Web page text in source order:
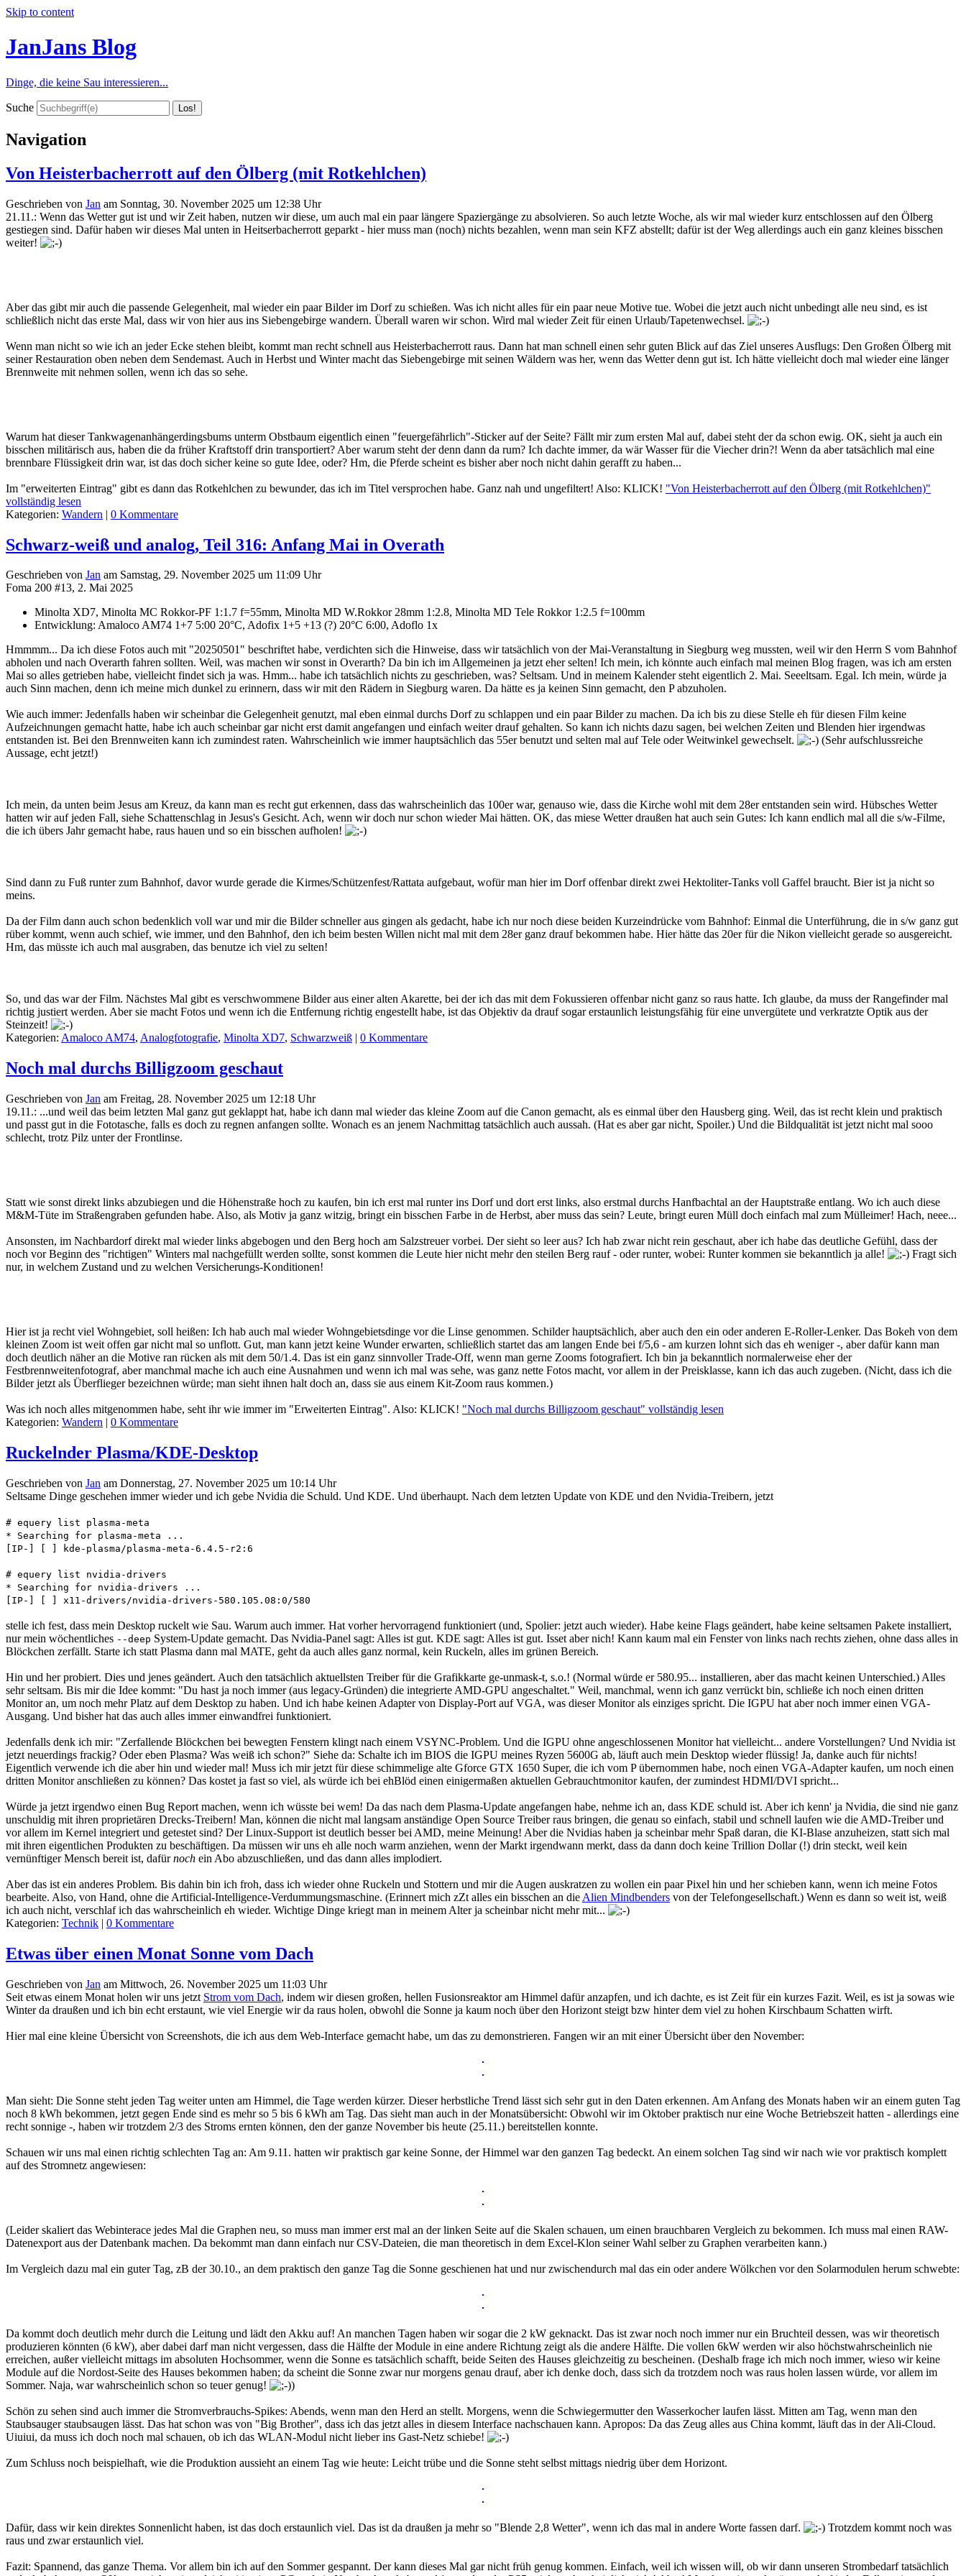
Skip to content
JanJans Blog
Dinge, die keine Sau interessieren...
Suche
Navigation
Von Heisterbacherrott auf den Ölberg (mit Rotkehlchen)
Geschrieben von Jan am Sonntag, 30. November 2025 um 12:38 Uhr
21.11.: Wenn das Wetter gut ist und wir Zeit haben, nutzen wir diese, um auch mal ein paar längere Spaziergänge zu absolvieren. So auch letzte Woche, als wir mal wieder kurz entschlossen auf den Ölberg
gestiegen sind. Dafür haben wir dieses Mal unten in Heitserbacherrott geparkt - hier muss man (noch) nichts bezahlen, wenn man sein KFZ abstellt; dafür ist der Weg allerdings auch ein ganz kleines bisschen
weiter!
Aber das gibt mir auch die passende Gelegenheit, mal wieder ein paar Bilder im Dorf zu schießen. Was ich nicht alles für ein paar neue Motive tue. Wobei die jetzt auch nicht unbedingt alle neu sind, es ist
schließlich nicht das erste Mal, dass wir von hier aus ins Siebengebirge wandern. Überall waren wir schon. Wird mal wieder Zeit für einen Urlaub/Tapetenwechsel.
Wenn man nicht so wie ich an jeder Ecke stehen bleibt, kommt man recht schnell aus Heisterbacherrott raus. Dann hat man schnell einen sehr guten Blick auf das Ziel unseres Ausflugs: Den Großen Ölberg mit
seiner Restauration oben neben dem Sendemast. Auch in Herbst und Winter macht das Siebengebirge mit seinen Wäldern was her, wenn das Wetter denn gut ist. Ich hätte vielleicht doch mal wieder eine länger
Brennweite mit nehmen sollen, wenn ich das so sehe.
Warum hat dieser Tankwagenanhängerdingsbums unterm Obstbaum eigentlich einen "feuergefährlich"-Sticker auf der Seite? Fällt mir zum ersten Mal auf, dabei steht der da schon ewig. OK, sieht ja auch ein
bisschen militärisch aus, haben die da früher Kraftstoff drin transportiert? Aber warum steht der denn dann da rum? Ich dachte immer, da wär Wasser für die Viecher drin?! Wenn da aber tatsächlich mal eine
brennbare Flüssigkeit drin war, ist das doch sicher keine so gute Idee, oder? Hm, die Pferde scheint es bisher aber noch nicht dahin gerafft zu haben...
Im "erweiterten Eintrag" gibt es dann das Rotkehlchen zu bewunder, das ich im Titel versprochen habe. Ganz nah und ungefiltert! Also: KLICK! "Von Heisterbacherrott auf den Ölberg (mit Rotkehlchen)"
vollständig lesen
Kategorien: Wandern | 0 Kommentare
Schwarz-weiß und analog, Teil 316: Anfang Mai in Overath
Geschrieben von Jan am Samstag, 29. November 2025 um 11:09 Uhr
Foma 200 #13, 2. Mai 2025
Minolta XD7, Minolta MC Rokkor-PF 1:1.7 f=55mm, Minolta MD W.Rokkor 28mm 1:2.8, Minolta MD Tele Rokkor 1:2.5 f=100mm
Entwicklung: Amaloco AM74 1+7 5:00 20°C, Adofix 1+5 +13 (?) 20°C 6:00, Adoflo 1x
Hmmmm... Da ich diese Fotos auch mit "20250501" beschriftet habe, verdichten sich die Hinweise, dass wir tatsächlich von der Mai-Veranstaltung in Siegburg weg mussten, weil wir den Herrn S vom Bahnhof
abholen und nach Overarth fahren sollten. Weil, was machen wir sonst in Overarth? Da bin ich im Allgemeinen ja jetzt eher selten! Ich mein, ich könnte auch einfach mal meinen Blog fragen, was ich am ersten
Mai so alles getrieben habe, vielleicht findet sich ja was. Hmm... habe ich tatsächlich nichts zu geschrieben, was? Seltsam. Und in meinem Kalender steht eigentlich 2. Mai. Seeeltsam. Egal. Ich mein, würde ja
auch Sinn machen, denn ich meine mich dunkel zu erinnern, dass wir mit den Rädern in Siegburg waren. Da hätte es ja keinen Sinn gemacht, den P abzuholen.
Wie auch immer: Jedenfalls haben wir scheinbar die Gelegenheit genutzt, mal eben einmal durchs Dorf zu schlappen und ein paar Bilder zu machen. Da ich bis zu diese Stelle eh für diesen Film keine
Aufzeichnungen gemacht hatte, habe ich auch scheinbar gar nicht erst damit angefangen und einfach weiter drauf gehalten. So kann ich nichts dazu sagen, bei welchen Zeiten und Blenden hier irgendwas
entstanden ist. Bei den Brennweiten kann ich zumindest raten. Wahrscheinlich wie immer hauptsächlich das 55er benutzt und selten mal auf Tele oder Weitwinkel gewechselt.
(Sehr aufschlussreiche
Aussage, echt jetzt!)
Ich mein, da unten beim Jesus am Kreuz, da kann man es recht gut erkennen, dass das wahrscheinlich das 100er war, genauso wie, dass die Kirche wohl mit dem 28er entstanden sein wird. Hübsches Wetter
hatten wir auf jeden Fall, siehe Schattenschlag in Jesus's Gesicht. Ach, wenn wir doch nur schon wieder Mai hätten. OK, das miese Wetter draußen hat auch sein Gutes: Ich kann endlich mal all die s/w-Filme,
die ich übers Jahr gemacht habe, raus hauen und so ein bisschen aufholen!
Sind dann zu Fuß runter zum Bahnhof, davor wurde gerade die Kirmes/Schützenfest/Rattata aufgebaut, wofür man hier im Dorf offenbar direkt zwei Hektoliter-Tanks voll Gaffel braucht. Bier ist ja nicht so
meins.
Da der Film dann auch schon bedenklich voll war und mir die Bilder schneller aus gingen als gedacht, habe ich nur noch diese beiden Kurzeindrücke vom Bahnhof: Einmal die Unterführung, die in s/w ganz gut
rüber kommt, wenn auch schief, wie immer, und den Bahnhof, den ich beim besten Willen nicht mal mit dem 28er ganz drauf bekommen habe. Hier hätte das 20er für die Nikon vielleicht gerade so ausgereicht.
Hm, das müsste ich auch mal ausgraben, das benutze ich viel zu selten!
So, und das war der Film. Nächstes Mal gibt es verschwommene Bilder aus einer alten Akarette, bei der ich das mit dem Fokussieren offenbar nicht ganz so raus hatte. Ich glaube, da muss der Rangefinder mal
richtig justiert werden. Aber sie macht Fotos und wenn ich die Entfernung richtig engestellt habe, ist das Objektiv da drauf sogar erstaunlich leistungsfähig für eine unvergütete und verkratzte Optik aus der
Steinzeit!
Kategorien: Amaloco AM74, Analogfotografie, Minolta XD7, Schwarzweiß | 0 Kommentare
Noch mal durchs Billigzoom geschaut
Geschrieben von Jan am Freitag, 28. November 2025 um 12:18 Uhr
19.11.: ...und weil das beim letzten Mal ganz gut geklappt hat, habe ich dann mal wieder das kleine Zoom auf die Canon gemacht, als es einmal über den Hausberg ging. Weil, das ist recht klein und praktisch
und passt gut in die Fototasche, falls es doch zu regnen anfangen sollte. Wonach es an jenem Nachmittag tatsächlich auch aussah. (Hat es aber gar nicht, Spoiler.) Und die Bildqualität ist jetzt nicht mal sooo
schlecht, trotz Pilz unter der Frontlinse.
Statt wie sonst direkt links abzubiegen und die Höhenstraße hoch zu kaufen, bin ich erst mal runter ins Dorf und dort erst links, also erstmal durchs Hanfbachtal an der Hauptstraße entlang. Wo ich auch diese
M&M-Tüte im Straßengraben gefunden habe. Also, als Motiv ja ganz witzig, bringt ein bisschen Farbe in de Herbst, aber muss das sein? Leute, bringt euren Müll doch einfach mal zum Mülleimer! Hach, neee...
Ansonsten, im Nachbardorf direkt mal wieder links abgebogen und den Berg hoch am Salzstreuer vorbei. Der sieht so leer aus? Ich hab zwar nicht rein geschaut, aber ich habe das deutliche Gefühl, dass der
noch vor Beginn des "richtigen" Winters mal nachgefüllt werden sollte, sonst kommen die Leute hier nicht mehr den steilen Berg rauf - oder runter, wobei: Runter kommen sie bekanntlich ja alle!
Fragt sich
nur, in welchem Zustand und zu welchen Versicherungs-Konditionen!
Hier ist ja recht viel Wohngebiet, soll heißen: Ich hab auch mal wieder Wohngebietsdinge vor die Linse genommen. Schilder hauptsächlich, aber auch den ein oder anderen E-Roller-Lenker. Das Bokeh von dem
kleinen Zoom ist weit offen gar nicht mal so unflott. Gut, man kann jetzt keine Wunder erwarten, schließlich startet das am langen Ende bei f/5,6 - am kurzen lohnt sich das eh weniger -, aber dafür kann man
doch deutlich näher an die Motive ran rücken als mit dem 50/1.4. Das ist ein ganz sinnvoller Trade-Off, wenn man gerne Zooms fotografiert. Ich bin ja bekanntlich normalerweise eher der
Festbrennweitenfotograf, aber manchmal mache ich auch eine Ausnahmen und wenn ich mal was sehe, was ganz nette Fotos macht, vor allem in der Preisklasse, kann ich das auch zugeben. (Nicht, dass ich die
Bilder jetzt als Überflieger bezeichnen würde; man sieht ihnen halt doch an, dass sie aus einem Kit-Zoom raus kommen.)
Was ich noch alles mitgenommen habe, seht ihr wie immer im "Erweiterten Eintrag". Also: KLICK! "Noch mal durchs Billigzoom geschaut" vollständig lesen
Kategorien: Wandern | 0 Kommentare
Ruckelnder Plasma/KDE-Desktop
Geschrieben von Jan am Donnerstag, 27. November 2025 um 10:14 Uhr
Seltsame Dinge geschehen immer wieder und ich gebe Nvidia die Schuld. Und KDE. Und überhaupt. Nach dem letzten Update von KDE und den Nvidia-Treibern, jetzt
# equery list plasma-meta
* Searching for plasma-meta ...
[IP-] [ ] kde-plasma/plasma-meta-6.4.5-r2:6
# equery list nvidia-drivers
* Searching for nvidia-drivers ...
[IP-] [ ] x11-drivers/nvidia-drivers-580.105.08:0/580
stelle ich fest, dass mein Desktop ruckelt wie Sau. Warum auch immer. Hat vorher hervorragend funktioniert (und, Spolier: jetzt auch wieder). Habe keine Flags geändert, habe keine seltsamen Pakete installiert,
nur mein wöchentliches --deep System-Update gemacht. Das Nvidia-Panel sagt: Alles ist gut. KDE sagt: Alles ist gut. Isset aber nich! Kann kaum mal ein Fenster von links nach rechts ziehen, ohne dass alles in
Blöckchen zerfällt. Starte ich statt Plasma dann mal MATE, geht da auch alles ganz normal, kein Ruckeln, alles im grünen Bereich.
Hin und her probiert. Dies und jenes geändert. Auch den tatsächlich aktuellsten Treiber für die Grafikkarte ge-unmask-t, s.o.! (Normal würde er 580.95... installieren, aber das macht keinen Unterschied.) Alles
sehr seltsam. Bis mir die Idee kommt: "Du hast ja noch immer (aus legacy-Gründen) die integrierte AMD-GPU angeschaltet." Weil, manchmal, wenn ich ganz verrückt bin, schließe ich noch einen dritten
Monitor an, um noch mehr Platz auf dem Desktop zu haben. Und ich habe keinen Adapter von Display-Port auf VGA, was dieser Monitor als einziges spricht. Die IGPU hat aber noch immer einen VGA-
Ausgang. Und bisher hat das auch alles immer einwandfrei funktioniert.
Jedenfalls denk ich mir: "Zerfallende Blöckchen bei bewegten Fenstern klingt nach einem VSYNC-Problem. Und die IGPU ohne angeschlossenen Monitor hat vielleicht... andere Vorstellungen? Und Nvidia ist
jetzt neuerdings frackig? Oder eben Plasma? Was weiß ich schon?" Siehe da: Schalte ich im BIOS die IGPU meines Ryzen 5600G ab, läuft auch mein Desktop wieder flüssig! Ja, danke auch für nichts!
Eigentlich verwende ich die aber hin und wieder mal! Muss ich mir jetzt für diese schimmelige alte Gforce GTX 1650 Super, die ich vom P übernommen habe, noch einen VGA-Adapter kaufen, um noch einen
dritten Monitor anschließen zu können? Das kostet ja fast so viel, als würde ich bei ehBlöd einen einigermaßen aktuellen Gebrauchtmonitor kaufen, der zumindest HDMI/DVI spricht...
Würde ja jetzt irgendwo einen Bug Report machen, wenn ich wüsste bei wem! Da das nach dem Plasma-Update angefangen habe, nehme ich an, dass KDE schuld ist. Aber ich kenn' ja Nvidia, die sind nie ganz
unschuldig mit ihren proprietären Drecks-Treibern! Man, können die nicht mal langsam anständige Open Source Treiber raus bringen, die genau so einfach, stabil und schnell laufen wie die AMD-Treiber und
vor allem im Kernel integriert und getestet sind? Der Linux-Support ist deutlich besser bei AMD, meine Meinung! Aber die Nvidias haben ja scheinbar mehr Spaß daran, die KI-Blase anzuheizen, statt sich mal
mit ihren eigentlichen Produkten zu beschäftigen. Da müssen wir uns eh alle noch warm anziehen, wenn der Markt irgendwann merkt, dass da dann doch keine Trillion Dollar (!) drin steckt, weil kein
vernünftiger Mensch bereit ist, dafürnoch ein Abo abzuschließen, und das dann alles implodiert.
Aber das ist ein anderes Problem. Bis dahin bin ich froh, dass ich wieder ohne Ruckeln und Stottern und mir die Augen auskratzen zu wollen ein paar Pixel hin und her schieben kann, wenn ich meine Fotos
bearbeite. Also, von Hand, ohne die Artificial-Intelligence-Verdummungsmaschine. (Erinnert mich zZt alles ein bisschen an die Alien Mindbenders von der Telefongesellschaft.) Wenn es dann so weit ist, weiß
ich auch nicht, verschlaf ich das wahrscheinlich eh wieder. Wichtige Dinge kriegt man in meinem Alter ja scheinbar nicht mehr mit...
Kategorien: Technik | 0 Kommentare
Etwas über einen Monat Sonne vom Dach
Geschrieben von Jan am Mittwoch, 26. November 2025 um 11:03 Uhr
Seit etwas einem Monat holen wir uns jetzt Strom vom Dach, indem wir diesen großen, hellen Fusionsreaktor am Himmel dafür anzapfen, und ich dachte, es ist Zeit für ein kurzes Fazit. Weil, es ist ja sowas wie
Winter da draußen und ich bin echt erstaunt, wie viel Energie wir da raus holen, obwohl die Sonne ja kaum noch über den Horizont steigt bzw hinter dem viel zu hohen Kirschbaum Schatten wirft.
Hier mal eine kleine Übersicht von Screenshots, die ich aus dem Web-Interface gemacht habe, um das zu demonstrieren. Fangen wir an mit einer Übersicht über den November:
Man sieht: Die Sonne steht jeden Tag weiter unten am Himmel, die Tage werden kürzer. Dieser herbstliche Trend lässt sich sehr gut in den Daten erkennen. Am Anfang des Monats haben wir an einem guten Tag
noch 8 kWh bekommen, jetzt gegen Ende sind es mehr so 5 bis 6 kWh am Tag. Das sieht man auch in der Monatsübersicht: Obwohl wir im Oktober praktisch nur eine Woche Betriebszeit hatten - allerdings eine
recht sonnige -, haben wir trotzdem 2/3 des Stroms ernten können, den der ganze November bis heute (25.11.) bereitstellen konnte.
Schauen wir uns mal einen richtig schlechten Tag an: Am 9.11. hatten wir praktisch gar keine Sonne, der Himmel war den ganzen Tag bedeckt. An einem solchen Tag sind wir nach wie vor praktisch komplett
auf des Stromnetz angewiesen:
(Leider skaliert das Webinterace jedes Mal die Graphen neu, so muss man immer erst mal an der linken Seite auf die Skalen schauen, um einen brauchbaren Vergleich zu bekommen. Ich muss mal einen RAW-
Datenexport aus der Datenbank machen. Da bekommt man dann einfach nur CSV-Dateien, die man theoretisch in dem Excel-Klon seiner Wahl selber zu Graphen verarbeiten kann.)
Im Vergleich dazu mal ein guter Tag, zB der 30.10., an dem praktisch den ganze Tag die Sonne geschienen hat und nur zwischendurch mal das ein oder andere Wölkchen vor den Solarmodulen herum schwebte:
Da kommt doch deutlich mehr durch die Leitung und lädt den Akku auf! An manchen Tagen haben wir sogar die 2 kW geknackt. Das ist zwar noch noch immer nur ein Bruchteil dessen, was wir theoretisch
produzieren könnten (6 kW), aber dabei darf man nicht vergessen, dass die Hälfte der Module in eine andere Richtung zeigt als die andere Hälfte. Die vollen 6kW werden wir also höchstwahrscheinlich nie
erreichen, außer vielleicht mittags im absoluten Hochsommer, wenn die Sonne es tatsächlich schafft, beide Seiten des Hauses gleichzeitig zu bescheinen. (Deshalb frage ich mich noch immer, wieso wir keine
Module auf die Nordost-Seite des Hauses bekommen haben; da scheint die Sonne zwar nur morgens genau drauf, aber ich denke doch, dass sich da trotzdem noch was raus holen lassen würde, vor allem im
Sommer. Naja, war wahrscheinlich schon so teuer genug!
)
Schön zu sehen sind auch immer die Stromverbrauchs-Spikes: Abends, wenn man den Herd an stellt. Morgens, wenn die Schwiegermutter den Wasserkocher laufen lässt. Mitten am Tag, wenn man den
Staubsauger staubsaugen lässt. Das hat schon was von "Big Brother", dass ich das jetzt alles in diesem Interface nachschauen kann. Apropos: Da das Zeug alles aus China kommt, läuft das in der Ali-Cloud.
Uiuiui, da muss ich doch noch mal schauen, ob ich das WLAN-Modul nicht lieber ins Gast-Netz schiebe!
Zum Schluss noch beispielhaft, wie die Produktion aussieht an einem Tag wie heute: Leicht trübe und die Sonne steht selbst mittags niedrig über dem Horizont.
Dafür, dass wir kein direktes Sonnenlicht haben, ist das doch erstaunlich viel. Das ist da draußen ja mehr so "Blende 2,8 Wetter", wenn ich das mal in andere Worte fassen darf.
Trotzdem kommt noch was
raus und zwar erstaunlich viel.
Fazit: Spannend, das ganze Thema. Vor allem bin ich auf den Sommer gespannt. Der kann dieses Mal gar nicht früh genug kommen. Einfach, weil ich wissen will, ob wir dann unseren Strombedarf tatsächlich